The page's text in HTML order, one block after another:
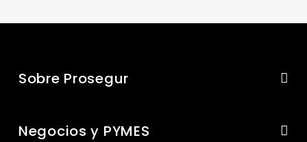
Sobre Prosegur
Negocios y PYMES